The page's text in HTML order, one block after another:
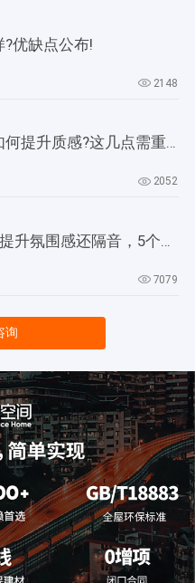
优缺点公布!
2148
装修之家装修如何提升质感?这几点需重视起来
2052
7079
询